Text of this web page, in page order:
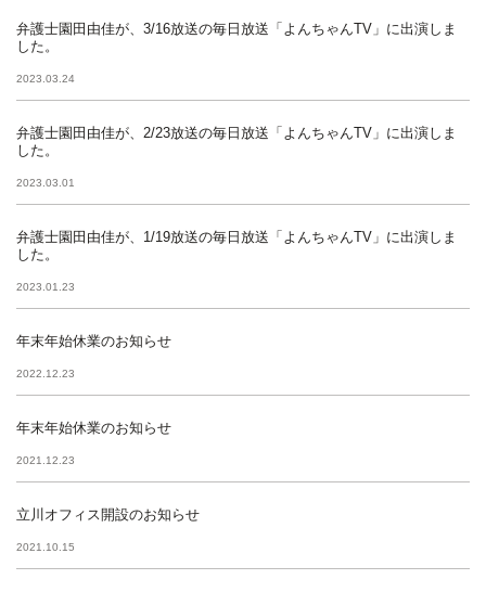
弁護士園田由佳が、3/16放送の毎日放送「よんちゃんTV」に出演しま
した。
2023.03.24
弁護士園田由佳が、2/23放送の毎日放送「よんちゃんTV」に出演しま
した。
2023.03.01
弁護士園田由佳が、1/19放送の毎日放送「よんちゃんTV」に出演しま
した。
2023.01.23
年末年始休業のお知らせ
2022.12.23
年末年始休業のお知らせ
2021.12.23
立川オフィス開設のお知らせ
2021.10.15